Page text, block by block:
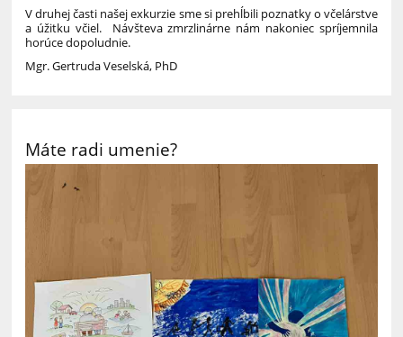
V druhej časti našej exkurzie sme si prehĺbili poznatky o včelárstve
a úžitku včiel. Návšteva zmrzlinárne nám nakoniec spríjemnila
horúce dopoludnie.
Mgr. Gertruda Veselská, PhD
Máte radi umenie?